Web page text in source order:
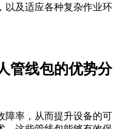
以及适应各种复杂作业环
管线包的优势分
障率，从而提升设备的可